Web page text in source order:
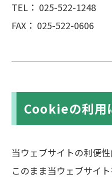
TEL： 025-522-1248
FAX： 025-522-0606
Cookieの利用
当ウェブサイトの利便
このまま当ウェブサイ